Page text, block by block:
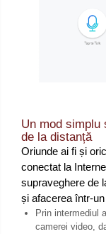
Un mod simplu
de la distanță
Oriunde ai fi și
conectat la
supraveghere de
și afacerea într-
Prin intermediul
camerei video,